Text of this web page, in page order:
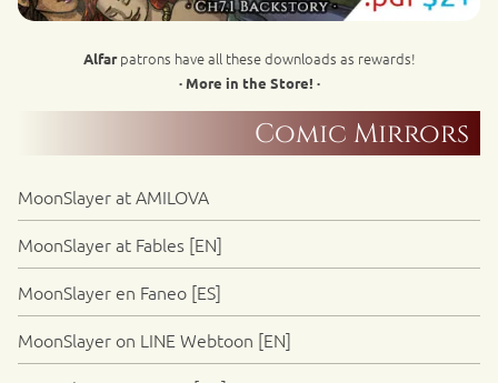
Alfarpatrons have all these downloads as rewards!
· More in the Store! ·
Comic Mirrors
MoonSlayer at AMILOVA
MoonSlayer at Fables [EN]
MoonSlayer en Faneo [ES]
MoonSlayer on LINE Webtoon [EN]